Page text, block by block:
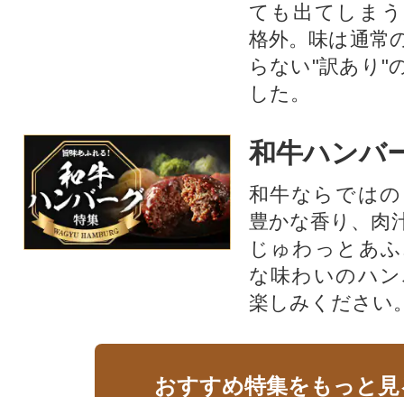
ても出てしま
格外。味は通常
らない"訳あり"
した。
和牛ハンバ
和牛ならでは
豊かな香り、肉
じゅわっとあ
な味わいのハ
楽しみください
おすすめ特集をもっと